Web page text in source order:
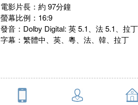
電影片長：約 97分鐘
螢幕比例：16:9
發音：Dolby Digital: 英 5.1、法 5.1、拉
字幕：繁體中、英、粵、法、韓、拉丁